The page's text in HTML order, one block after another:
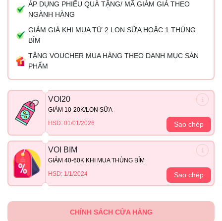
ÁP DỤNG PHIẾU QUÀ TẶNG/ MÃ GIẢM GIÁ THEO
NGÀNH HÀNG
GIẢM GIÁ KHI MUA TỪ 2 LON SỮA HOẶC 1 THÙNG
BỈM
TẶNG VOUCHER MUA HÀNG THEO DANH MỤC SẢN
PHẨM
VOI20
GIẢM 10-20K/LON SỮA
HSD: 01/01/2026
Sao chép
VOI BIM
GIẢM 40-60K KHI MUA THÙNG BỈM
HSD: 1/1/2024
Sao chép
CHÍNH SÁCH CỬA HÀNG